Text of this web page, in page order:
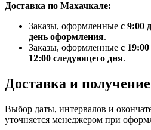
Доставка по Махачкале:
Заказы, оформленные с 9:00
день оформления.
Заказы, оформленные с
12:00 следующего дня.
Доставка и получение
Выбор даты, интервалов и
уточняется менеджером при